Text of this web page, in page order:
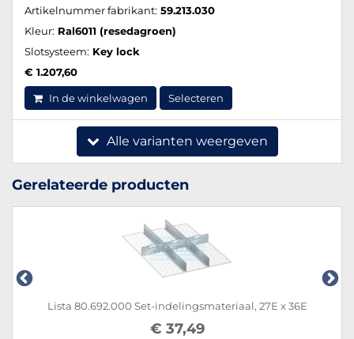
Artikelnummer fabrikant: 59.213.030
Kleur: Ral6011 (resedagroen)
Slotsysteem: Key lock
€ 1.207,60
In de winkelwagen Selecteren
Alle varianten weergeven
Gerelateerde producten
Lista 80.692.000 Set-indelingsmateriaal, 27E x 36E
€ 37,49